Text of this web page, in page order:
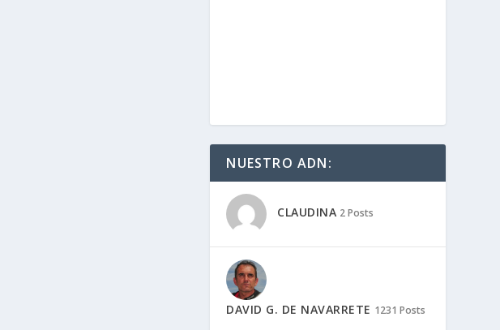
NUESTRO ADN:
CLAUDINA 2 Posts
DAVID G. DE NAVARRETE 1231 Posts